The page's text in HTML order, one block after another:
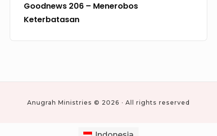
Goodnews 206 – Menerobos
Keterbatasan
Anugrah Ministries © 2026 · All rights reserved